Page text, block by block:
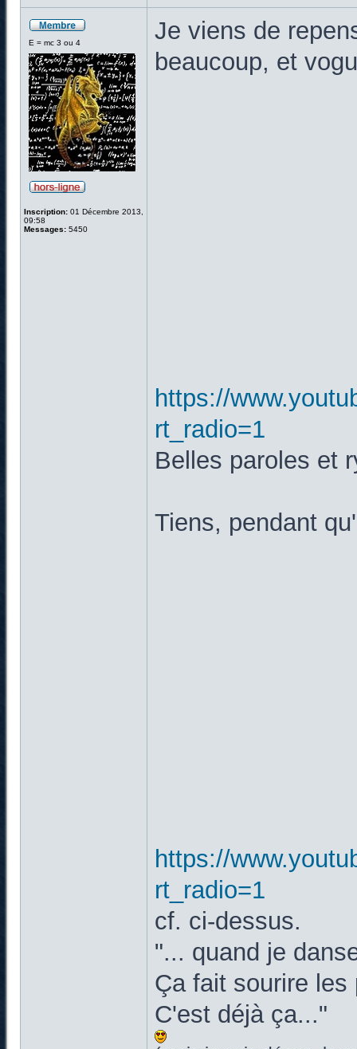
E = mc 3 ou 4
Inscription: 01 Décembre 2013,
09:58
Messages: 5450
Je viens de
beaucoup, et
https://
rt_radio=1
Belles paroles et
Tiens, pendant
https://
rt_radio=1
cf. ci-dessus.
"... quand je
Ça fait sourire les
C'est déjà ça..."